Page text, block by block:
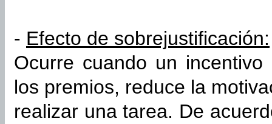
- Efecto de sobrejustificación:
Ocurre cuando un
los premios, reduce la
realizar una tarea. De